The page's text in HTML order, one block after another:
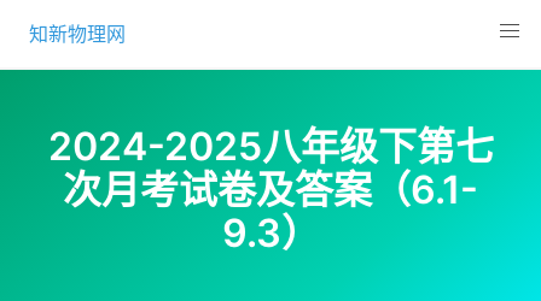
content
知新物理网
2024-2025八年级下第七
次月考试卷及答案（6.1-
9.3）